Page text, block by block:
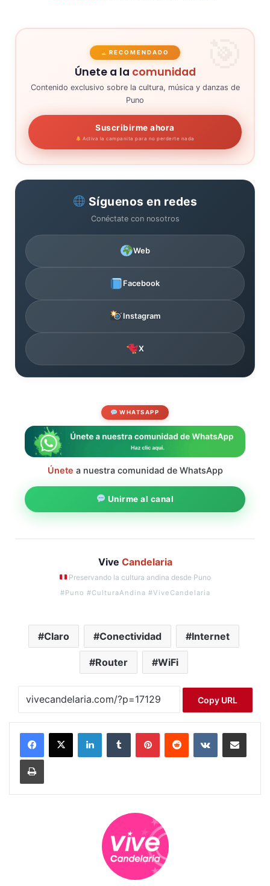
RECOMENDADO
Únete a la comunidad
Contenido exclusivo sobre la cultura, música y danzas de
Puno
Suscribirme ahora
Activa la campanita para no perderte nada
Síguenos en redes
Conéctate con nosotros
Web
Facebook
Instagram
X
WHATSAPP
Únete a nuestra comunidad de WhatsApp
Unirme al canal
Vive Candelaria
Preservando la cultura andina desde Puno
#Puno #CulturaAndina #ViveCandelaria
Claro Conectividad Internet
Router WiFi
Copy URL